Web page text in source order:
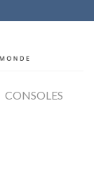
CONSOLES